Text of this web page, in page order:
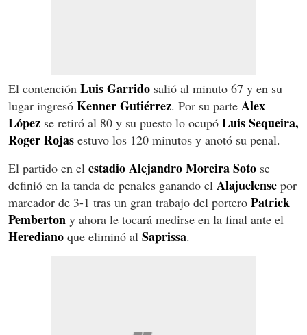
El contención Luis Garrido salió al minuto 67 y en su
lugar ingresó Kenner Gutiérrez. Por su parte Alex
López se retiró al 80 y su puesto lo ocupó Luis Sequeira,
Roger Rojas estuvo los 120 minutos y anotó su penal.
El partido en el estadio Alejandro Moreira Soto se
definió en la tanda de penales ganando el Alajuelense por
marcador de 3-1 tras un gran trabajo del portero Patrick
Pemberton y ahora le tocará medirse en la final ante el
Herediano que eliminó al Saprissa.